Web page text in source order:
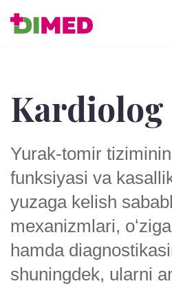
Kardiolog
Yurak-tomir
funksiyasi va
yuzaga kelish
mexanizmlari,
hamda
shuningdek, ularni